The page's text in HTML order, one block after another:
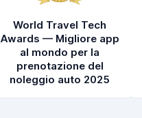
World Travel Tech
Awards — Migliore app
al mondo per la
prenotazione del
noleggio auto 2025